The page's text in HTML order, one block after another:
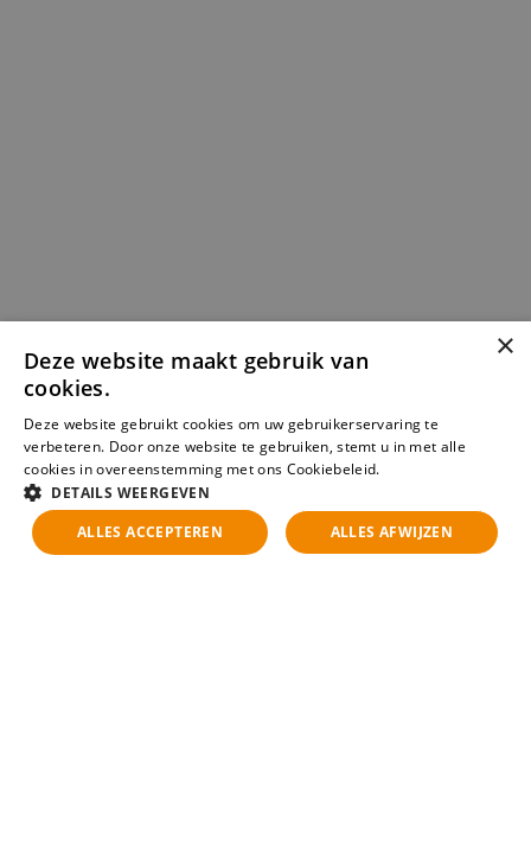
Search Filter results
×
Deze website maakt gebruik van
cookies.
Deze website gebruikt cookies om uw gebruikerservaring te
verbeteren. Door onze website te gebruiken, stemt u in met alle
cookies in overeenstemming met ons Cookiebeleid.
DETAILS WEERGEVEN
ALLES ACCEPTEREN
ALLES AFWIJZEN